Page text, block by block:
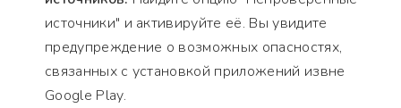
источники" и активируйте её. Вы увидите
предупреждение о возможных опасностях,
связанных с установкой приложений извне
Google Play.